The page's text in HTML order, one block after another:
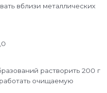
вблизи металлических
растворить 200 г
очищаемую